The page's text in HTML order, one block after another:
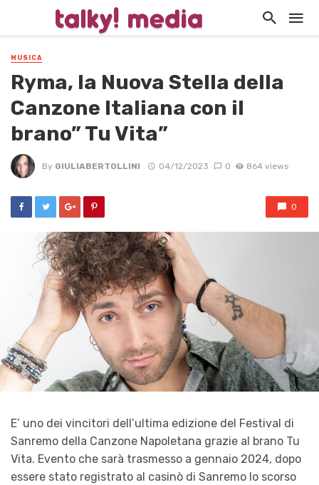
MUSICA
Ryma, la Nuova Stella della
Canzone Italiana con il
brano” Tu Vita”
By GIULIABERTOLLINI 04/12/2023 0 864 views
0
E’ uno dei vincitori dell’ultima edizione del Festival di
Sanremo della Canzone Napoletana grazie al brano Tu
Vita. Evento che sarà trasmesso a gennaio 2024, dopo
essere stato registrato al casinò di Sanremo lo scorso